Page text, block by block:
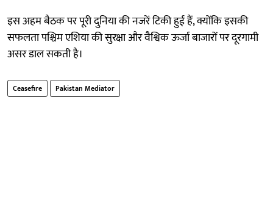
इस अहम बैठक पर पूरी दुनिया की नजरें टिकी हुई हैं, क्योंकि इसकी
सफलता पश्चिम एशिया की सुरक्षा और वैश्विक ऊर्जा बाजारों पर दूरगामी
असर डाल सकती है।
Ceasefire Pakistan Mediator